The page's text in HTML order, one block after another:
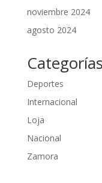
noviembre 2024
agosto 2024
Categorías
Deportes
Internacional
Loja
Nacional
Zamora